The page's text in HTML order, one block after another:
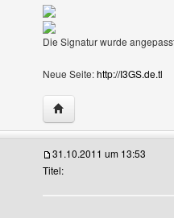
Die Signatur wurde
Neue Seite:http://I3GS.de.tl
Website dieses
31.10.2011 um 13:53
Titel: